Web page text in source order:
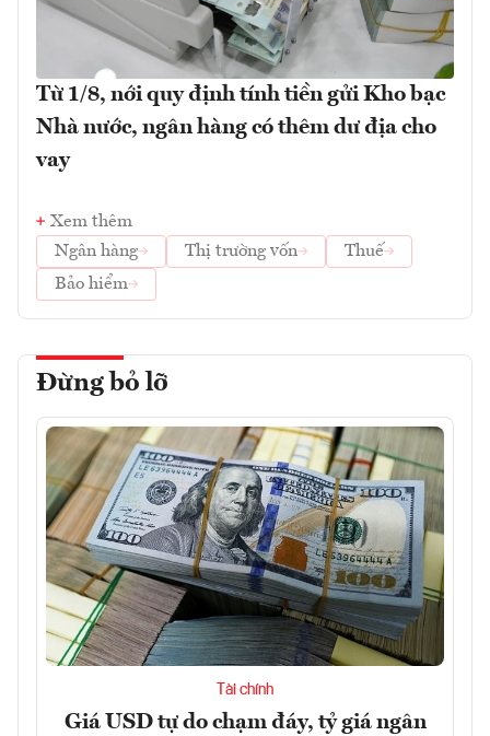
Từ 1/8, nới quy định tính tiền gửi Kho bạc
Nhà nước, ngân hàng có thêm dư địa cho
vay
Xem thêm
Ngân hàng
Thị trường vốn
Thuế
Bảo hiểm
Đừng bỏ lỡ
Tài chính
Giá USD tự do chạm đáy, tỷ giá ngân